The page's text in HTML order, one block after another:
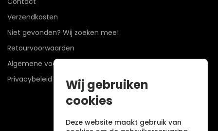
Verzendkosten
Niet gevonden? Wij zoeken mee!
Retourvoorwaarden
Algemene voorwaarden
Privacybeleid
Wij gebruiken
cookies
Deze website maakt gebruik van